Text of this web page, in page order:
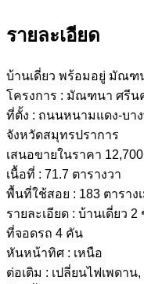
รายละเอียด
บ้านเดี่ยว พร้อมอยู่ มัณฑ
โครงการ : มัณฑนา ศรีน
ที่ตั้ง : ถนนหนามแดง-บา
จังหวัดสมุทรปราการ
เสนอขายในราคา
เนื้อที่ : 71.7 ตารางวา
พื้นที่ใช้สอย : 183 ตาราง
รายละเอียด : บ้านเดี่ยว
ที่จอดรถ 4 คัน
หันหน้าทิศ : เหนือ
ต่อเติม : เปลี่ยนไฟเพดา